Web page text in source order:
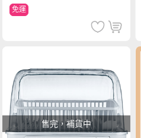
免運
售完，補貨中